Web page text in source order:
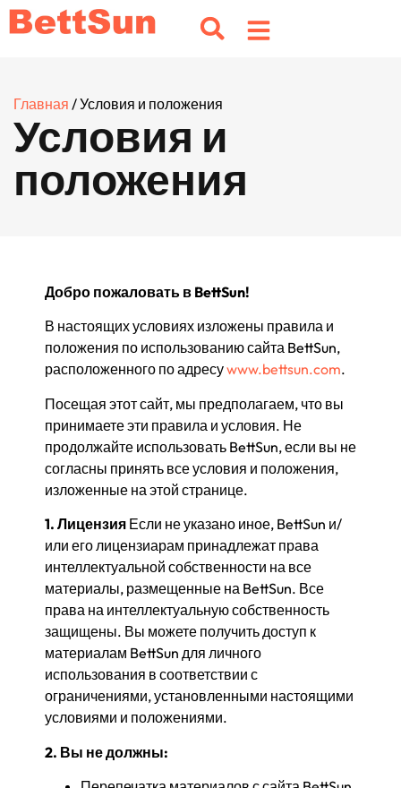
Главная / Условия и положения
Условия и
положения
Добро пожаловать в BettSun!
В настоящих условиях изложены правила и
положения по использованию сайта BettSun,
расположенного по адресуwww.bettsun.com.
Посещая этот сайт, мы предполагаем, что вы
принимаете эти правила и условия. Не
продолжайте использовать BettSun, если вы не
согласны принять все условия и положения,
изложенные на этой странице.
1. Лицензия Если не указано иное, BettSun и/
или его лицензиарам принадлежат права
интеллектуальной собственности на все
материалы, размещенные на BettSun. Все
права на интеллектуальную собственность
защищены. Вы можете получить доступ к
материалам BettSun для личного
использования в соответствии с
ограничениями, установленными настоящими
условиями и положениями.
2. Вы не должны: